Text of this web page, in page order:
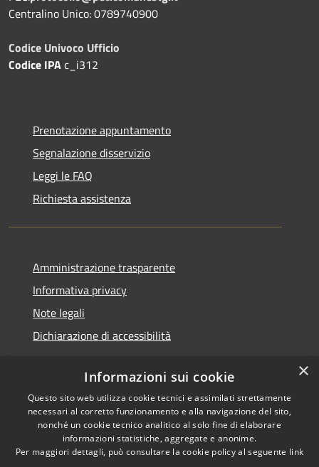
Centralino Unico: 0789740900
Codice Univoco Ufficio
Codice IPAc_i312
Prenotazione appuntamento
Segnalazione disservizio
Leggi le FAQ
Richiesta assistenza
Amministrazione trasparente
Informativa privacy
Note legali
Dichiarazione di accessibilità
RSS
Accessibilità
Cookie
Copyright © 2026 • Comune di
Santa Teresa Gallura •
Powered byMunicipium
Accesso redazione
×
Informazioni sui cookie
Questo sito web utilizza cookie tecnici e assimilati strettamente
necessari al corretto funzionamento e alla navigazione del sito,
nonché un cookie tecnico analitico al solo fine di elaborare
informazioni statistiche, aggregate e anonime.
Per maggiori dettagli, può consultare la cookie policy al seguente link